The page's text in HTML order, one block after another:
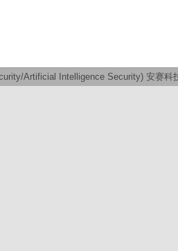
Artificial Intelligence Security) 安赛科